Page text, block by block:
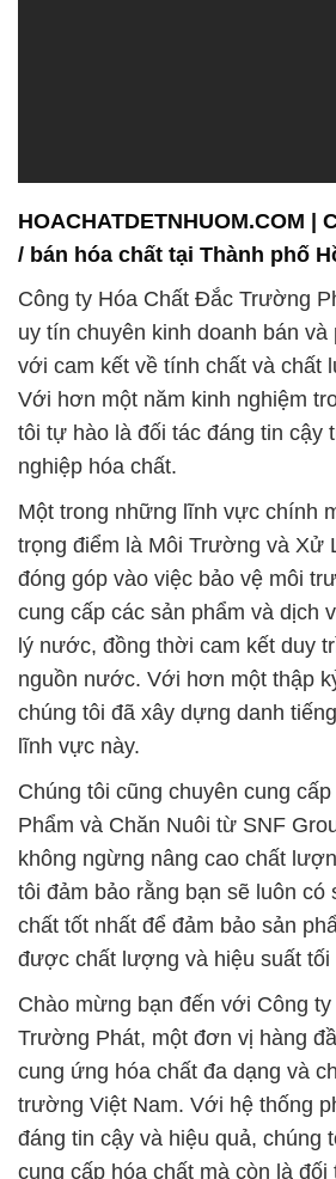
HOACHATDETNHUOM.COM |
/ bán hóa chất tại Thành phố
Công ty Hóa Chất Đắc Trường
uy tín chuyên kinh doanh bán và
với cam kết về tính chất và chất
Với hơn một năm kinh nghiệm
tôi tự hào là đối tác đáng tin cậy
nghiệp hóa chất.
Một trong những lĩnh vực chính
trọng điểm là Môi Trường và Xử
đóng góp vào việc bảo vệ môi
cung cấp các sản phẩm và dịch
lý nước, đồng thời cam kết duy
nguồn nước. Với hơn một thập
chúng tôi đã xây dựng danh
lĩnh vực này.
Chúng tôi cũng chuyên cung
Phẩm và Chăn Nuôi từ SNF
không ngừng nâng cao chất
tôi đảm bảo rằng bạn sẽ luôn có
chất tốt nhất để đảm bảo sản
được chất lượng và hiệu suất tối
Chào mừng bạn đến với Công
Trường Phát, một đơn vị hàng
cung ứng hóa chất đa dạng và
trường Việt Nam. Với hệ thống
đáng tin cậy và hiệu quả, chúng
cung cấp hóa chất mà còn là đối